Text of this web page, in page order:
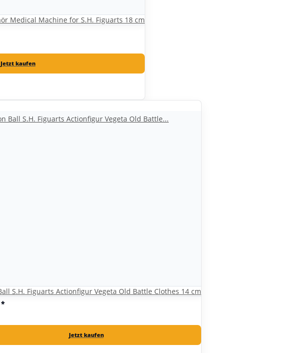
Medical Machine for S.H. Figuarts 18 cm
Jetzt kaufen
S.H. Figuarts Actionfigur Vegeta Old Battle Clothes 14 cm
*
Jetzt kaufen